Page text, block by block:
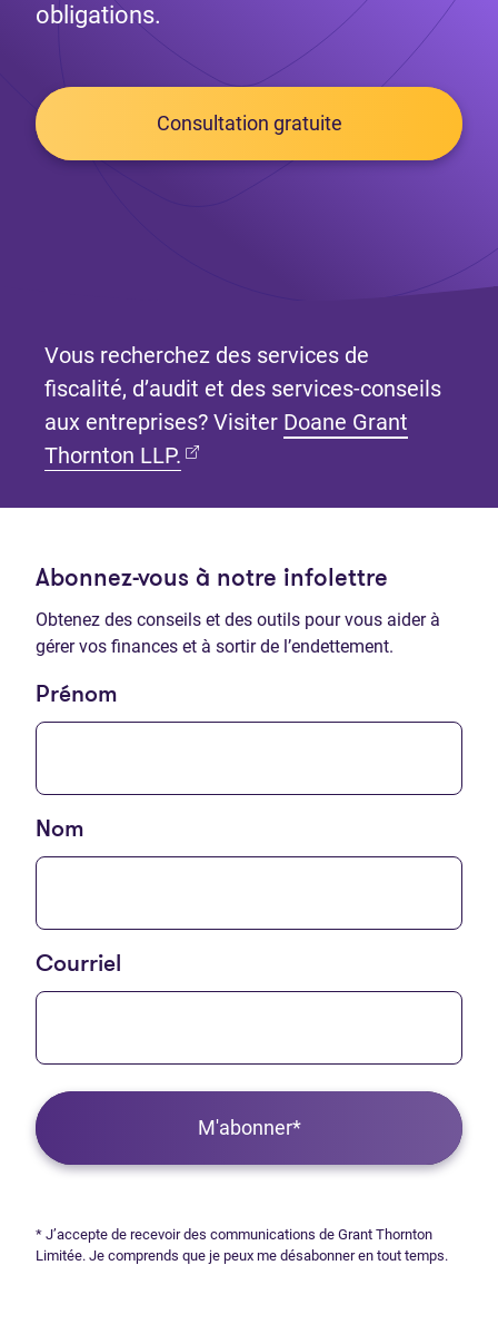
obligations.
Consultation gratuite
Vous recherchez des services de
fiscalité, d’audit et des services-conseils
aux entreprises? Visiter Doane Grant
Thornton LLP. (Ouvre dans un nouvel onglet)
Abonnez-vous à notre infolettre
Obtenez des conseils et des outils pour vous aider à
gérer vos finances et à sortir de l’endettement.
Prénom
Nom
Courriel
M'abonner*
* J’accepte de recevoir des communications de Grant Thornton
Limitée. Je comprends que je peux me désabonner en tout temps.